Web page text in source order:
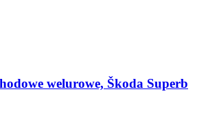
welurowe, Škoda Superb